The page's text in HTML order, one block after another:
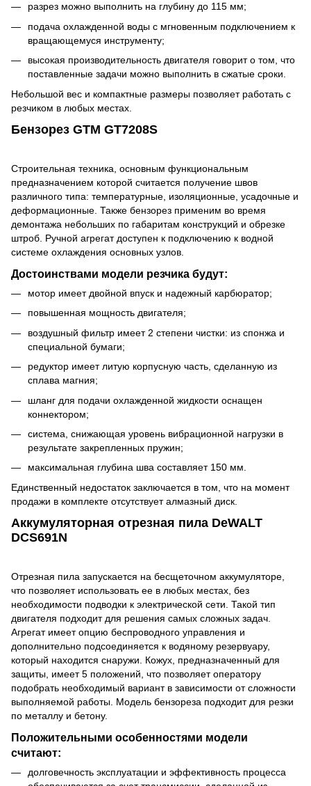
разрез можно выполнить на глубину до 115 мм;
подача охлажденной воды с мгновенным подключением к
вращающемуся инструменту;
высокая производительность двигателя говорит о том, что
поставленные задачи можно выполнить в сжатые сроки.
Небольшой вес и компактные размеры позволяет работать с
резчиком в любых местах.
Бензорез GTM GT7208S
Строительная техника, основным функциональным
предназначением которой считается получение швов
различного типа: температурные, изоляционные, усадочные и
деформационные. Также бензорез применим во время
демонтажа небольших по габаритам конструкций и обрезке
штроб. Ручной агрегат доступен к подключению к водной
системе охлаждения основных узлов.
Достоинствами модели резчика будут:
мотор имеет двойной впуск и надежный карбюратор;
повышенная мощность двигателя;
воздушный фильтр имеет 2 степени чистки: из спонжа и
специальной бумаги;
редуктор имеет литую корпусную часть, сделанную из
сплава магния;
шланг для подачи охлажденной жидкости оснащен
коннектором;
система, снижающая уровень вибрационной нагрузки в
результате закрепленных пружин;
максимальная глубина шва составляет 150 мм.
Единственный недостаток заключается в том, что на момент
продажи в комплекте отсутствует алмазный диск.
Аккумуляторная отрезная пила DeWALT
DCS691N
Отрезная пила запускается на бесщеточном аккумуляторе,
что позволяет использовать ее в любых местах, без
необходимости подводки к электрической сети. Такой тип
двигателя подходит для решения самых сложных задач.
Агрегат имеет опцию беспроводного управления и
дополнительно подсоединяется к водяному резервуару,
который находится снаружи. Кожух, предназначенный для
защиты, имеет 5 положений, что позволяет оператору
подобрать необходимый вариант в зависимости от сложности
выполняемой работы. Модель бензореза подходит для резки
по металлу и бетону.
Положительными особенностями модели
считают:
долговечность эксплуатации и эффективность процесса